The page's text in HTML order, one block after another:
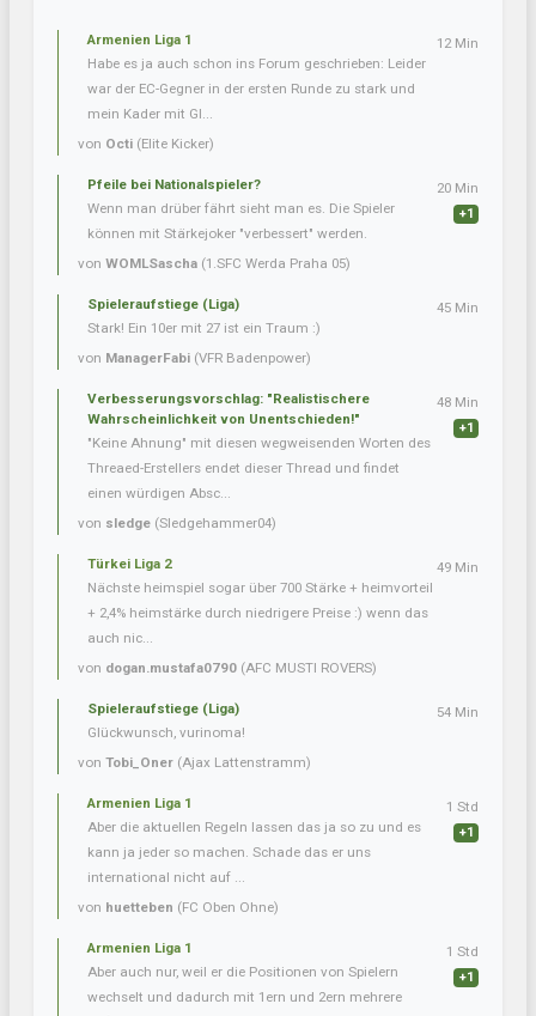
Armenien Liga 1
Habe es ja auch schon ins Forum geschrieben: Leider
war der EC-Gegner in der ersten Runde zu stark und
mein Kader mit Gl...
von Octi (Elite Kicker)
12 Min
Pfeile bei Nationalspieler?
Wenn man drüber fährt sieht man es. Die Spieler
können mit Stärkejoker "verbessert" werden.
von WOMLSascha (1.SFC Werda Praha 05)
20 Min
+1
Spieleraufstiege (Liga)
Stark! Ein 10er mit 27 ist ein Traum :)
von ManagerFabi (VFR Badenpower)
45 Min
Verbesserungsvorschlag: "Realistischere
Wahrscheinlichkeit von Unentschieden!"
"Keine Ahnung" mit diesen wegweisenden Worten des
Threaed-Erstellers endet dieser Thread und findet
einen würdigen Absc...
von sledge (Sledgehammer04)
48 Min
+1
Türkei Liga 2
Nächste heimspiel sogar über 700 Stärke + heimvorteil
+ 2,4% heimstärke durch niedrigere Preise :) wenn das
auch nic...
von dogan.mustafa0790 (AFC MUSTI ROVERS)
49 Min
Spieleraufstiege (Liga)
Glückwunsch, vurinoma!
von Tobi_Oner (Ajax Lattenstramm)
54 Min
Armenien Liga 1
Aber die aktuellen Regeln lassen das ja so zu und es
kann ja jeder so machen. Schade das er uns
international nicht auf ...
von huetteben (FC Oben Ohne)
1 Std
+1
Armenien Liga 1
Aber auch nur, weil er die Positionen von Spielern
wechselt und dadurch mit 1ern und 2ern mehrere
1 Std
+1